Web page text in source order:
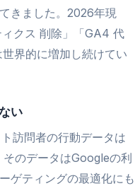
きました。2026年現
クス 削除」「GA4 代
界的に増加し続けてい
い
訪問者の行動データは
のデータはGoogleの利
ゲティングの最適化にも